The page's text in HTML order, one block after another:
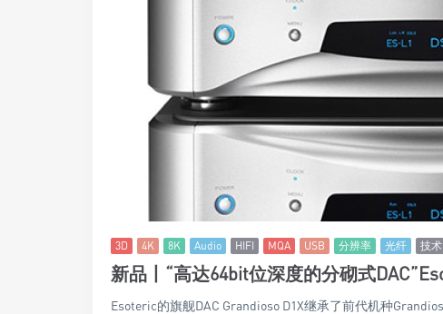
3D 4K 8K Audio HIFI MQA USB 分辨率 光纤 技术
新品丨“高达64bit位深度的分砌式
Esoteric的旗舰DAC Grandioso D1X继承了前代机种